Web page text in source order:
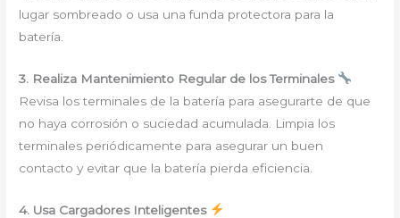
lugar sombreado o usa una funda protectora para la
batería.
3. Realiza Mantenimiento Regular de los Terminales
Revisa los terminales de la batería para asegurarte de que
no haya corrosión o suciedad acumulada. Limpia los
terminales periódicamente para asegurar un buen
contacto y evitar que la batería pierda eficiencia.
4. Usa Cargadores Inteligentes